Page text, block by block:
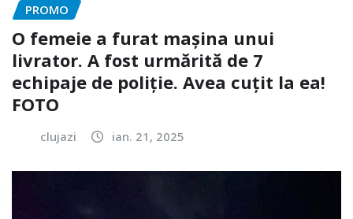
PROMO
O femeie a furat mașina unui
livrator. A fost urmărită de 7
echipaje de poliție. Avea cuțit la ea!
FOTO
clujazi ian. 21, 2025